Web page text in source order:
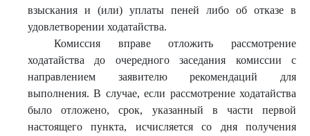
взыскания и (или) уплаты пеней либо об отказе в
удовлетворении ходатайства.
Комиссия вправе отложить рассмотрение
ходатайства до очередного заседания комиссии с
направлением заявителю рекомендаций для
выполнения. В случае, если рассмотрение ходатайства
было отложено, срок, указанный в части первой
настоящего пункта, исчисляется со дня получения